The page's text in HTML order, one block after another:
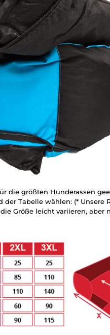
die größten Hunderassen
der Tabelle wählen: (* Unsere
Größe leicht variieren, aber